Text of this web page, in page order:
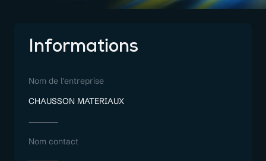
Informations
Nom de l'entreprise
CHAUSSON MATERIAUX
Nom contact